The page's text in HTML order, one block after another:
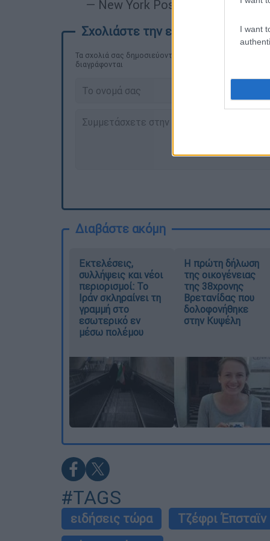
I want
— New York Post (@nypost)
Τα σχολιά σας δημοσιεύονται άμεσα με δική σας
διαγράφονται
Διαβάστε ακόμη
Εκτελέσεις,
συλλήψεις και νέοι
περιορισμοί: Το
Ιράν σκληραίνει τη
γραμμή στο
εσωτερικό εν
μέσω πολέμου
Η πρώτη δήλωση
της οικογένειας
της 38χρονης
Βρετανίδας που
δολοφονήθηκε
στην Κυψέλη
#TAGS
ειδήσεις τώρα Τζέφρι Έπσταϊν